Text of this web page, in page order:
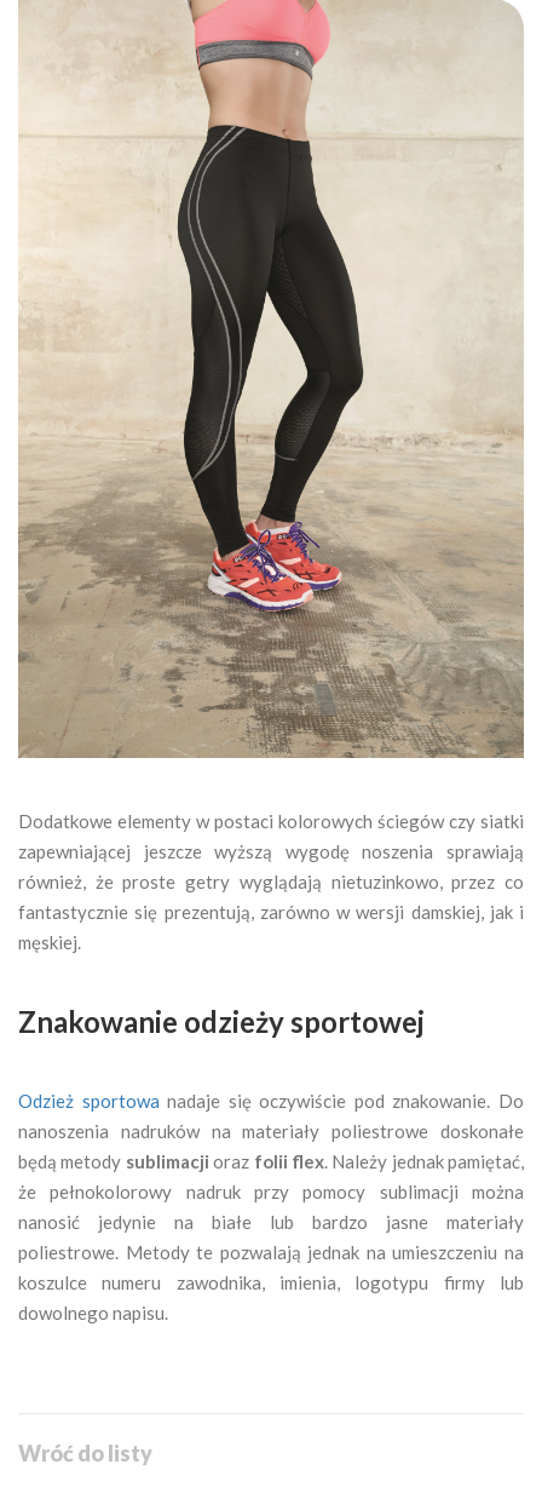
Dodatkowe elementy w postaci kolorowych ściegów czy siatki
zapewniającej jeszcze wyższą wygodę noszenia sprawiają
również, że proste getry wyglądają nietuzinkowo, przez co
fantastycznie się prezentują, zarówno w wersji damskiej, jak i
męskiej.
Znakowanie odzieży sportowej
Odzież sportowa nadaje się oczywiście pod znakowanie. Do
nanoszenia nadruków na materiały poliestrowe doskonałe
będą metody sublimacji oraz folii flex. Należy jednak pamiętać,
że pełnokolorowy nadruk przy pomocy sublimacji można
nanosić jedynie na białe lub bardzo jasne materiały
poliestrowe. Metody te pozwalają jednak na umieszczeniu na
koszulce numeru zawodnika, imienia, logotypu firmy lub
dowolnego napisu.
Wróć do listy